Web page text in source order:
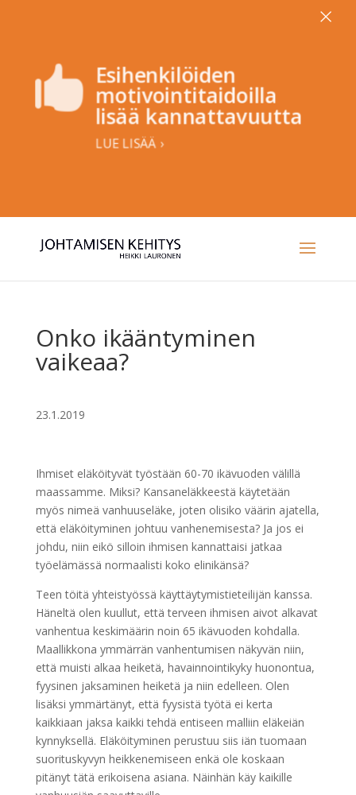
Onko ikääntyminen
vaikeaa?
23.1.2019
Ihmiset eläköityvät työstään 60-70 ikävuoden välillä
maassamme. Miksi? Kansaneläkkeestä käytetään
myös nimeä vanhuuseläke, joten olisiko väärin ajatella,
että eläköityminen johtuu vanhenemisesta? Ja jos ei
johdu, niin eikö silloin ihmisen kannattaisi jatkaa
työelämässä normaalisti koko elinikänsä?
Teen töitä yhteistyössä käyttäytymistieteilijän kanssa.
Häneltä olen kuullut, että terveen ihmisen aivot alkavat
vanhentua keskimäärin noin 65 ikävuoden kohdalla.
Maallikkona ymmärrän vanhentumisen näkyvän niin,
että muisti alkaa heiketä, havainnointikyky huonontua,
fyysinen jaksaminen heiketä ja niin edelleen. Olen
lisäksi ymmärtänyt, että fyysistä työtä ei kerta
kaikkiaan jaksa kaikki tehdä entiseen malliin eläkeiän
kynnyksellä. Eläköityminen perustuu siis iän tuomaan
suorituskyvyn heikkenemiseen enkä ole koskaan
pitänyt tätä erikoisena asiana. Näinhän käy kaikille
 Esihenkilöiden
motivointitaidoilla
lisää kannattavuutta
LUE LISÄÄ ›
×